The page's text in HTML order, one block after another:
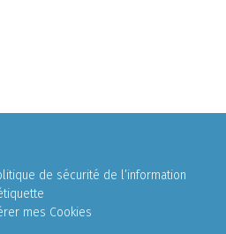
de sécurité de l’information
mes Cookies